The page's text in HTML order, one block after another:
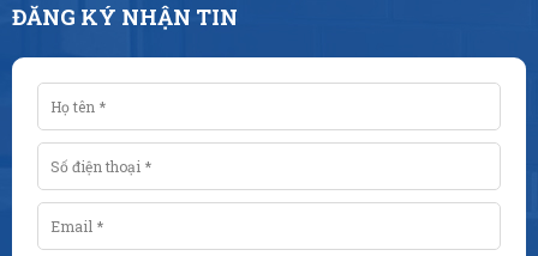
ĐĂNG KÝ NHẬN TIN